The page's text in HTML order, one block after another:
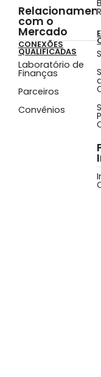
com o
Mercado
CONEXÕES
QUALIFICADAS
Laboratório de
Finanças
Parceiros
Convênios